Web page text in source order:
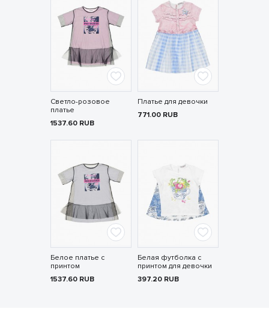
Светло-розовое
платье
1537.60 RUB
Платье для девочки
771.00 RUB
Белое платье с
принтом
1537.60 RUB
Белая футболка с
принтом для девочки
397.20 RUB